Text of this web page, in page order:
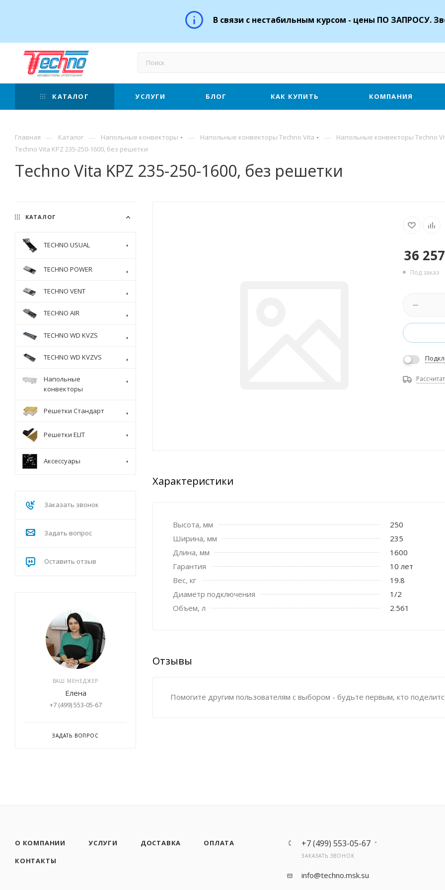
В связи с нестабильным курсом - цены ПО ЗАПРОСУ.
КАТАЛОГ УСЛУГИ БЛОГ КАК КУПИТЬ КОМПАНИЯ
Главная — Каталог — Напольные конвекторы — Напольные конвекторы Techno Vita — Напольные конвекторы Techno
Techno Vita KPZ 235-250-1600, без решетки
Techno Vita KPZ 235-250-1600, без решетки
36 257
Под заказ
Характеристики
Высота, мм
250
Ширина, мм
235
Длина, мм
1600
Гарантия
10 лет
Вес, кг
19.8
Диаметр подключения
1/2
Объем, л
2.561
Отзывы
Помогите другим пользователям с выбором - будьте первым, кто
КАТАЛОГ
TECHNO USUAL
TECHNO POWER
TECHNO VENT
TECHNO AIR
TECHNO WD KVZS
TECHNO WD KVZVS
Напольные
конвекторы
Решетки Стандарт
Решетки ELIT
Аксессуары
Заказать звонок
Задать вопрос
Оставить отзыв
ВАШ МЕНЕДЖЕР
Елена
+7 (499) 553-05-67
ЗАДАТЬ ВОПРОС
О КОМПАНИИ УСЛУГИ ДОСТАВКА
ОПЛАТА
КОНТАКТЫ
+7 (499) 553-05-67
ЗАКАЗАТЬ ЗВОНОК
info@techno.msk.su